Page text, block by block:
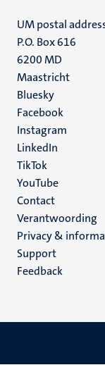
UM postal
P.O. Box 616
6200 MD
Maastricht
Social
media
Bluesky
Facebook
Instagram
LinkedIn
TikTok
YouTube
Menu
footer
(NL)
Contact
Verantwoording
Privacy &
Support
Feedback